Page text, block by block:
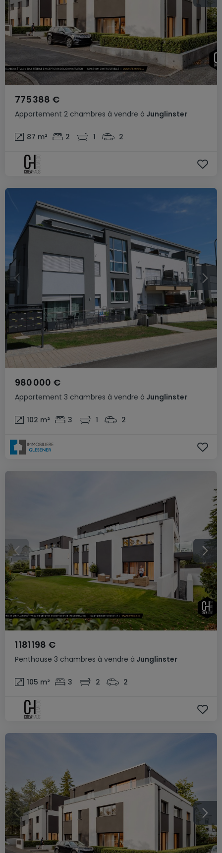
Appartement 2 chambres à vendre à Junglinster
775 388 €
87 m² 2 1 2
Appartement 3 chambres à vendre à Junglinster
980 000 €
102 m² 3 1 2
Penthouse 3 chambres à vendre à Junglinster
1 181 198 €
105 m² 3 2 2